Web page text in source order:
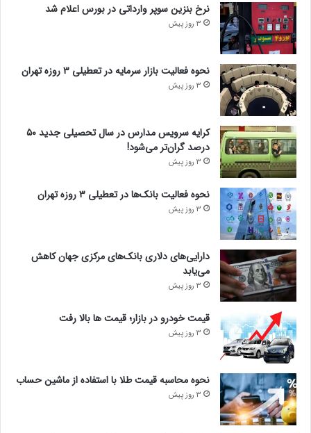
نرخ بنزین سوپر وارداتی در بورس اعلام شد
3 روز پیش
نحوه فعالیت بازار سرمایه در تعطیلی ۳ روزه تهران
3 روز پیش
کرایه سرویس مدارس در سال تحصیلی جدید ۵۰
درصد گران‌تر می‌شود!
3 روز پیش
نحوه فعالیت بانک‌ها در تعطیلی ۳ روزه تهران
3 روز پیش
دارایی‌های دلاری بانک‌های مرکزی جهان کاهش
می‌یابد
3 روز پیش
قیمت خودرو در بازار؛ قیمت ها بالا رفت
3 روز پیش
نحوه محاسبه قیمت طلا با استفاده از ماشین حساب
3 روز پیش